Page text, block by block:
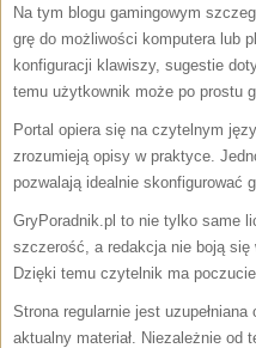
Na tym blogu gamingowym
grę do możliwości komputera lub
konfiguracji klawiszy, sugestie
temu użytkownik może po prostu
Portal opiera się na czytelnym
zrozumieją opisy w praktyce.
pozwalają idealnie skonfigurować
GryPoradnik.pl to nie tylko same
szczerość, a redakcja nie boją się
Dzięki temu czytelnik ma
Strona regularnie jest
aktualny materiał. Niezależnie